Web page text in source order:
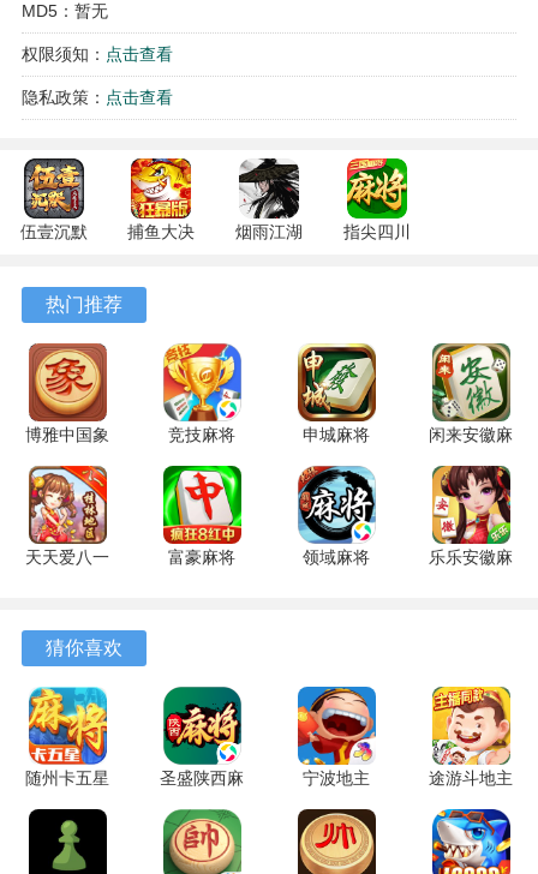
富豪街斗地主怎么玩？
使用一副包含大小王在内的54张牌进行游戏，参与游戏的人
向循环抓取牌，直到剩下3张牌作为底牌，每个人最终会拥有
17张手牌。
负责洗牌，该玩家的上家负责切牌。可以确保公平性(顺时针
方向下一个人是上家，逆时针方向下一个人是下家)。
确定地主。可以选择一位玩家优先选择叫地主(通常不建议使
用亮出一张底牌给第一个或第二个抓到该底牌的玩家优先叫
地主)，叫地主有两种方式可选。
第一种是叫抢模式：从优先选择叫地主的玩家开始依次操
作。如果前面没有人叫地主，则后面的玩家可以选择叫或不
叫;如果前面有人已经叫了地主，则后面的玩家可以选择抢或
都没有人叫地主，则第三次发牌时不会重新发牌，默认选择
优先选择的玩家为地主。
第二种是叫分模式：从优先选择叫地主的玩家开始依次操
作。每个玩家可以选择叫1分、2分、3分或不叫。后面的玩家
分。当有一个玩家叫了3分时，该玩家立即成为地主，后面的
玩家不能再叫分。如果所有人都没有叫任何分数，则重新进
MD5：暂无
权限须知： 点击查看
隐私政策： 点击查看
伍壹沉默
安卓版
捕鱼大决
122.7.291
烟雨江湖
指尖四川
热门推荐
博雅中国象
棋 4.3.1 安
卓版
竞技麻将
1.20 安卓
版
申城麻将
1.0.5 安卓
版
闲来安徽麻
将 201.0.7
官方版
天天爱八一
富豪麻将
领域麻将
乐乐安徽麻
猜你喜欢
随州卡五星
1.15 安卓
版
圣盛陕西麻
将 5.0 官方
版
宁波地主
8.9.2 安卓
版
途游斗地主
3.6.0720
最新版